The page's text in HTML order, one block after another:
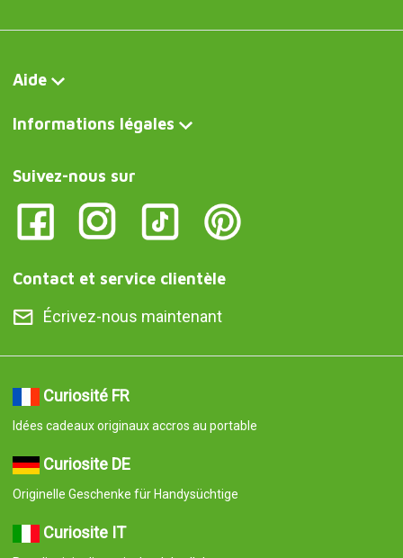
Aide
Informations légales
Suivez-nous sur
Contact et service clientèle
Écrivez-nous maintenant
Curiosité FR
Idées cadeaux originaux accros au portable
Curiosite DE
Originelle Geschenke für Handysüchtige
Curiosite IT